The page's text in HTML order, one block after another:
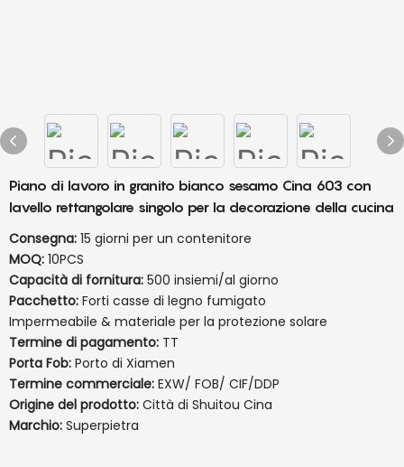
Piano di lavoro in granito bianco sesamo Cina 603 con
lavello rettangolare singolo per la decorazione della cucina
Consegna: 15 giorni per un contenitore
MOQ: 10PCS
Capacità di fornitura: 500 insiemi/al giorno
Pacchetto: Forti casse di legno fumigato
Impermeabile & materiale per la protezione solare
Termine di pagamento: TT
Porta Fob: Porto di Xiamen
Termine commerciale: EXW/ FOB/ CIF/DDP
Origine del prodotto: Città di Shuitou Cina
Marchio: Superpietra